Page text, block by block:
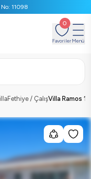
No: 11098
0
FavorilerMenü
Fethiye / ÇalışVilla Ramos 17